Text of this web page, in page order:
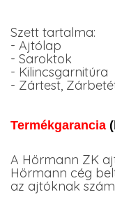
Szett tartalma:
- Ajtólap
- Saroktok
- Kilincsgarnitúra
- Zártest,
Termékgarancia
A Hörmann ZK
Hörmann cég
az ajtóknak